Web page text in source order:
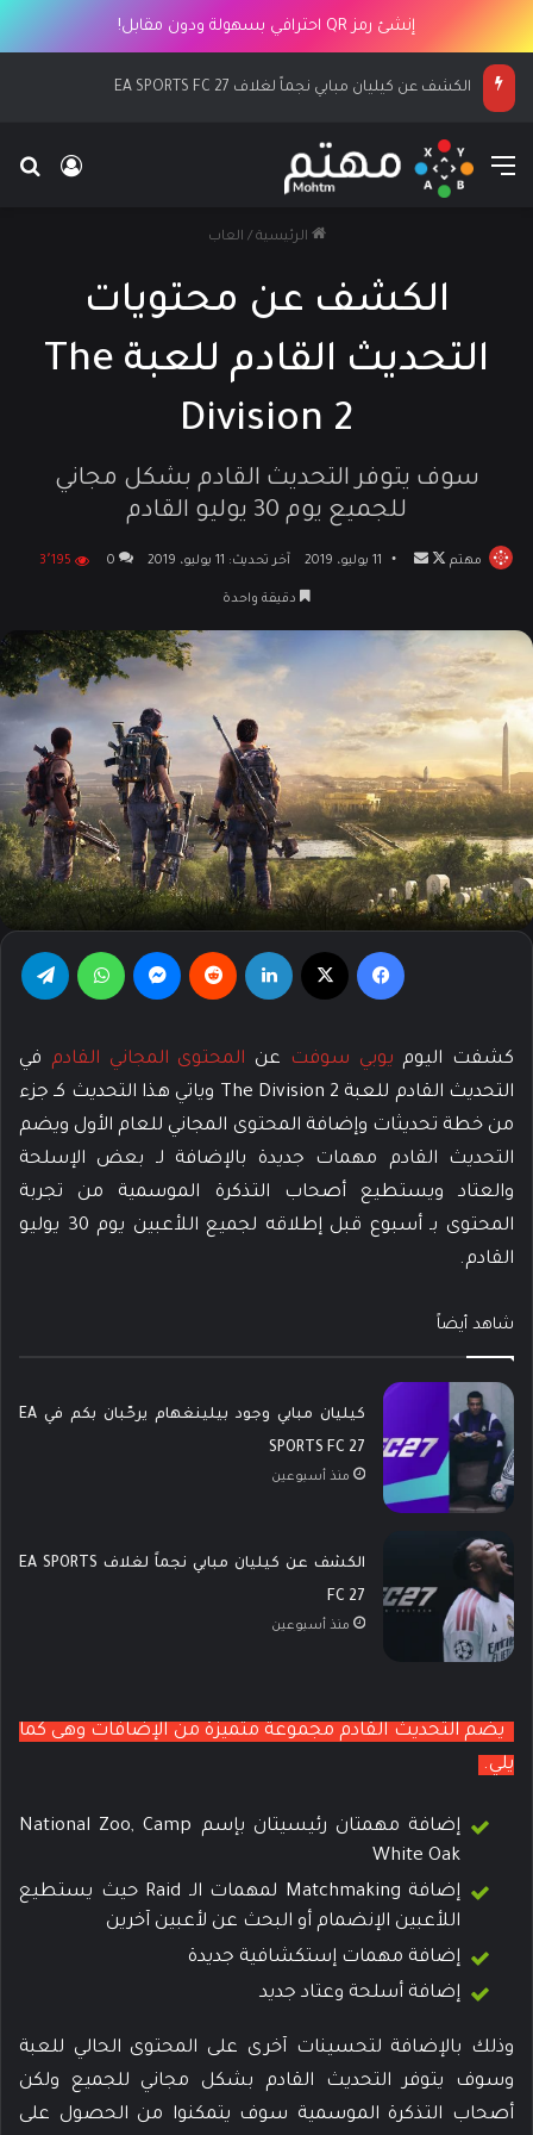
إنشئ رمز QR احترافي بسهولة ودون مقابل!
الكشف عن كيليان مبابي نجماً لغلاف EA SPORTS FC 27
القائمة
الرئيسية / العاب
الكشف عن محتويات
التحديث القادم للعبة The
Division 2
سوف يتوفر التحديث القادم بشكل مجاني
للجميع يوم 30 يوليو القادم
مهتم
تابع أرسل11 يوليو، 2019 آخر تحديث: 11 يوليو، 2019 0 3٬195
دقيقة واحدة
كشفت اليوم يوبي سوفت عن المحتوى المجاني القادم في
التحديث القادم للعبة The Division 2 وياتي هذا التحديث كـ جزء
من خطة تحديثات وإضافة المحتوى المجاني للعام الأول ويضم
التحديث القادم مهمات جديدة بالإضافة لـ بعض الإسلحة
والعتاد ويستطيع أصحاب التذكرة الموسمية من تجربة
المحتوى بـ أسبوع قبل إطلاقه لجميع اللأعبين يوم 30 يوليو
القادم.
شاهد أيضاً
كيليان مبابي وجود بيلينغهام يرحّبان بكم في EA
SPORTS FC 27
منذ أسبوعين
الكشف عن كيليان مبابي نجماً لغلاف EA SPORTS
FC 27
منذ أسبوعين
يضم التحديث القادم مجموعة متميزة من الإضافات وهى كما
يلي.
إضافة مهمتان رئيسيتان بإسم National Zoo, Camp
White Oak
إضافة Matchmaking لمهمات الـ Raid حيث يستطيع
اللأعبين الإنضمام أو البحث عن لأعبين آخرين
إضافة مهمات إستكشافية جديدة
إضافة أسلحة وعتاد جديد
وذلك بالإضافة لتحسينات آخرى على المحتوى الحالي للعبة
وسوف يتوفر التحديث القادم بشكل مجاني للجميع ولكن
أصحاب التذكرة الموسمية سوف يتمكنوا من الحصول على